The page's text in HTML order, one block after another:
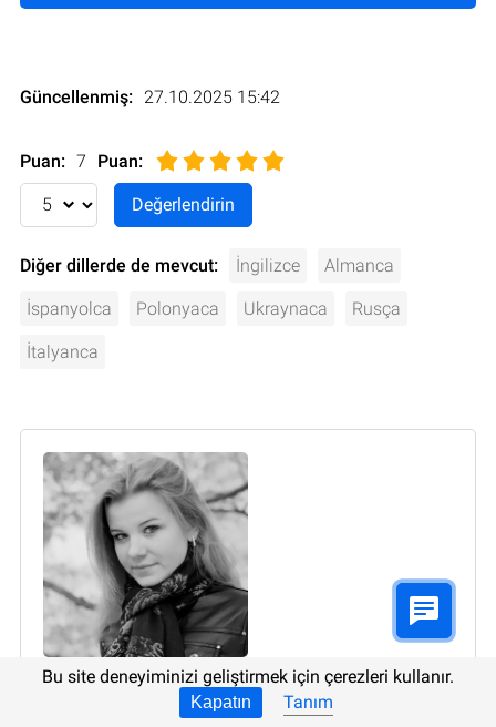
Güncellenmiş: 27.10.2025 15:42
Puan: 7 Puan:
Diğer dillerde de mevcut: İngilizce Almanca
İspanyolca Polonyaca Ukraynaca Rusça
İtalyanca
Oksana Arabadzhy
, Teknik yazar
Bu site deneyiminizi geliştirmek için çerezleri kullanır.
Kapatın Tanım